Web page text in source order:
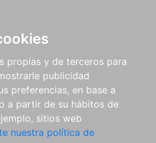
propias y de terceros para
publicidad
preferencias, en base a
a partir de su hábitos de
sitios web
nuestra política de